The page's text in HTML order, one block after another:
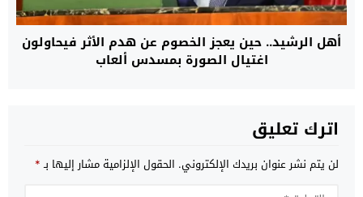
أهل الرشيد.. حين يعجز الخصوم عن هدم الأثر فيحاولون
اغتيال الصورة بمسدس ألعاب
اترك تعليق
لن يتم نشر عنوان بريدك الإلكتروني. الحقول الإلزامية مشار إليها بـ*